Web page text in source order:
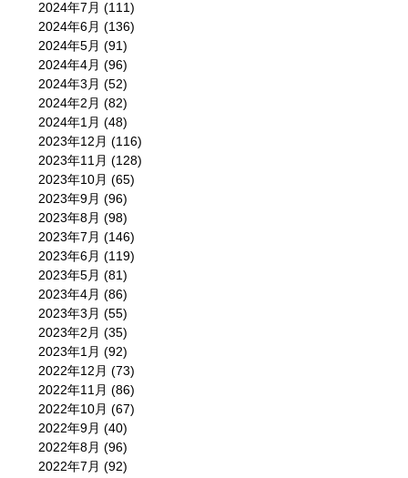
2024年7月 (111)
2024年6月 (136)
2024年5月 (91)
2024年4月 (96)
2024年3月 (52)
2024年2月 (82)
2024年1月 (48)
2023年12月 (116)
2023年11月 (128)
2023年10月 (65)
2023年9月 (96)
2023年8月 (98)
2023年7月 (146)
2023年6月 (119)
2023年5月 (81)
2023年4月 (86)
2023年3月 (55)
2023年2月 (35)
2023年1月 (92)
2022年12月 (73)
2022年11月 (86)
2022年10月 (67)
2022年9月 (40)
2022年8月 (96)
2022年7月 (92)